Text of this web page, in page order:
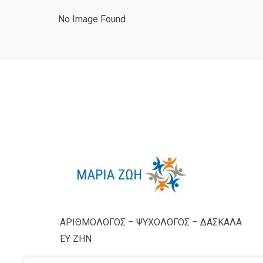
No Image Found
ΑΡΙΘΜΟΛΟΓΟΣ – ΨΥΧΟΛΟΓΟΣ – ΔΑΣΚΑΛΑ
ΕΥ ΖΗΝ